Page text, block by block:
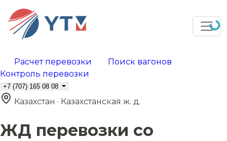
Расчет перевозки
Поиск вагонов
Контроль перевозки
+7 (707) 165 08 08
Казахстан · Казахстанская ж. д.
ЖД перевозки со